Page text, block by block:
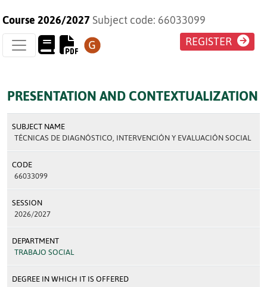
Course 2026/2027 Subject code: 66033099
REGISTER
PRESENTATION AND CONTEXTUALIZATION
SUBJECT NAME
TÉCNICAS DE DIAGNÓSTICO, INTERVENCIÓN Y EVALUACIÓN SOCIAL
CODE
66033099
SESSION
2026/2027
DEPARTMENT
TRABAJO SOCIAL
DEGREE IN WHICH IT IS OFFERED